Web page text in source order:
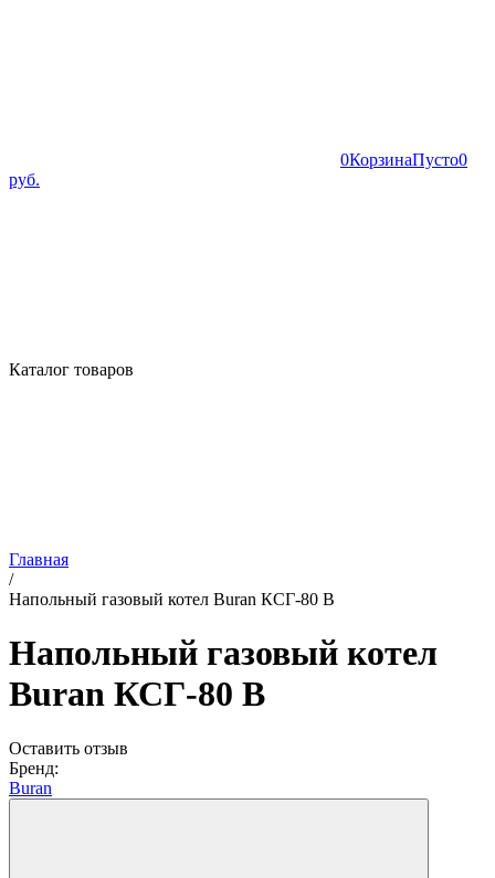
0КорзинаПусто0
руб.
Каталог товаров
Главная
/
Напольный газовый котел Buran КСГ-80 В
Напольный газовый котел
Buran КСГ-80 В
Оставить отзыв
Бренд:
Buran